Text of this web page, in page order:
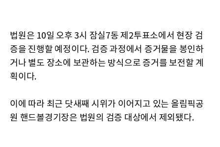
법원은 10일 오후 3시 잠실7동 제2투표소에서 현장 검
증을 진행할 예정이다. 검증 과정에서 증거물을 봉인하
거나 별도 장소에 보관하는 방식으로 증거를 보전할 계
획이다.
이에 따라 최근 닷새째 시위가 이어지고 있는 올림픽공
원 핸드볼경기장은 법원의 검증 대상에서 제외됐다.